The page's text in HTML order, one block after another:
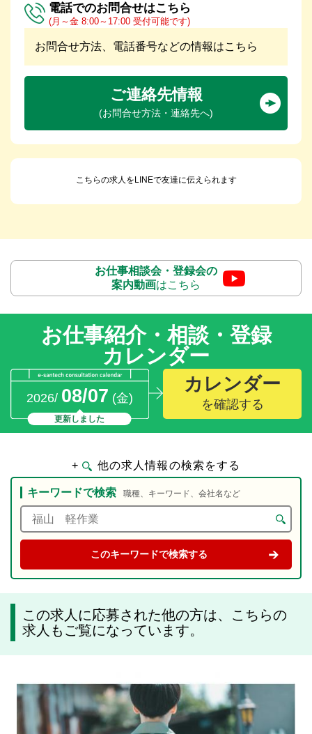
電話でのお問合せはこちら
(月～金 8:00～17:00 受付可能です)
お問合せ方法、電話番号などの情報はこちら
ご連絡先情報
(お問合せ方法・連絡先へ)
こちらの求人をLINEで友達に伝えられます
お仕事相談会・登録会の
案内動画はこちら
お仕事紹介・相談・登録
カレンダー
2026/ 08/07 (金)
更新しました
カレンダー
を確認する
+ 他の求人情報の検索をする
キーワードで検索 職種、キーワード、会社名など
この求人に応募された他の方は、こちらの
求人もご覧になっています。